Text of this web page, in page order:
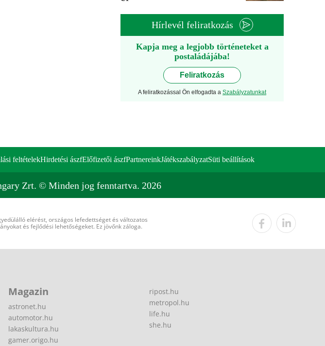
Hírlevél feliratkozás
Kapja meg a legjobb történeteket a
postaládájába!
Feliratkozás
A feliratkozással Ön elfogadta a Szabályzatunkat
feltételekHirdetési ászfElőfizetői ászfPartnereinkJátékszabályzatSüti beállítások
Zrt. © Minden jog fenntartva. 2026
elérést, országos lefedettséget és változatos
és fejlődési lehetőségeket. Ez jövőnk záloga.
Magazin
astronet.hu
automotor.hu
lakaskultura.hu
gamer.origo.hu
ripost.hu
metropol.hu
life.hu
she.hu